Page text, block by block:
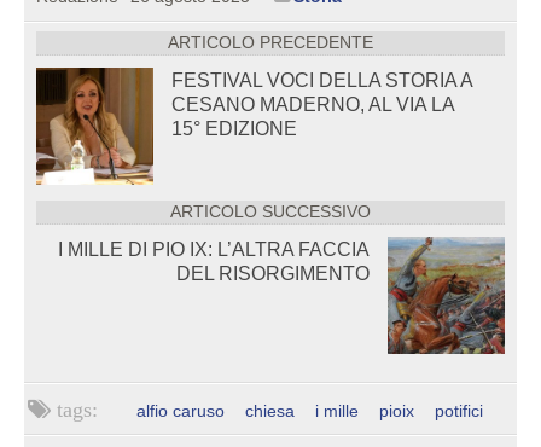
ARTICOLO PRECEDENTE
FESTIVAL VOCI DELLA STORIA A
CESANO MADERNO, AL VIA LA
15° EDIZIONE
ARTICOLO SUCCESSIVO
I MILLE DI PIO IX: L’ALTRA FACCIA
DEL RISORGIMENTO
alfio caruso chiesa i mille pioix potifici